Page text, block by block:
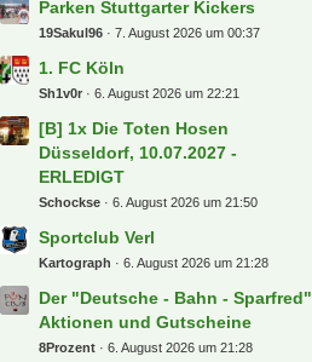
Parken Stuttgarter Kickers
19Sakul96 7. August 2026 um 00:37
1. FC Köln
Sh1v0r 6. August 2026 um 22:21
[B] 1x Die Toten Hosen
Düsseldorf, 10.07.2027 -
ERLEDIGT
Schockse 6. August 2026 um 21:50
Sportclub Verl
Kartograph 6. August 2026 um 21:28
Der "Deutsche - Bahn - Sparfred"
Aktionen und Gutscheine
8Prozent 6. August 2026 um 21:28